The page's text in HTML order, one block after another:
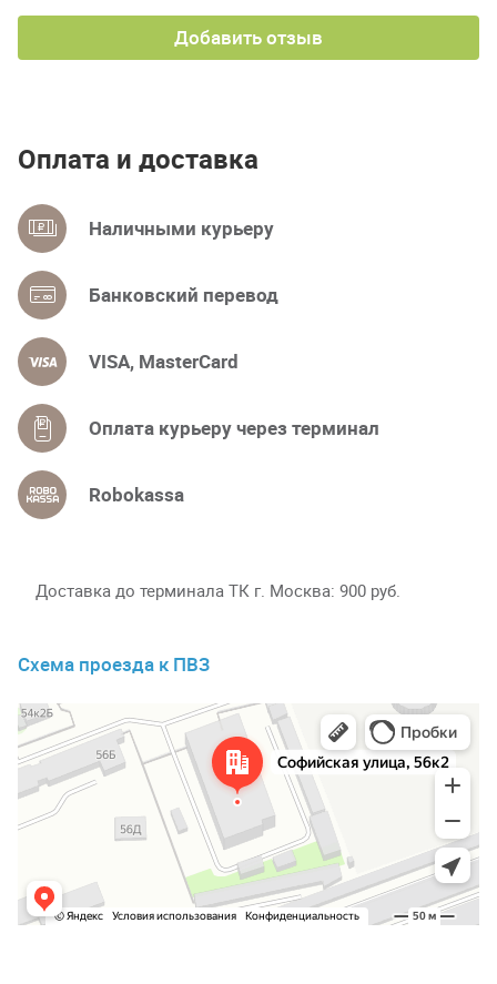
Добавить отзыв
Оплата и доставка
Наличными курьеру
Банковский перевод
VISA, MasterCard
Оплата курьеру через терминал
Robokassa
Доставка до терминала ТК г. Москва 900 руб.
Схема проезда к ПВЗ